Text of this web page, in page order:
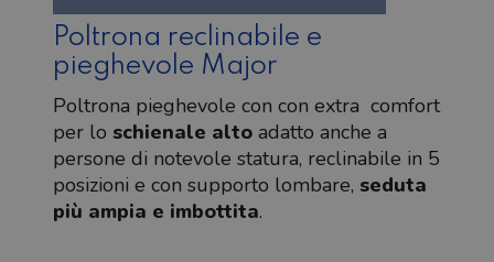
Poltrona reclinabile e
pieghevole Major
Poltrona pieghevole con con extra comfort
per lo schienale alto adatto anche a
persone di notevole statura, reclinabile in 5
posizioni e con supporto lombare, seduta
più ampia e imbottita.